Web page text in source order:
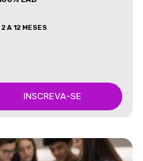
2 A 12 MESES
INSCREVA-SE